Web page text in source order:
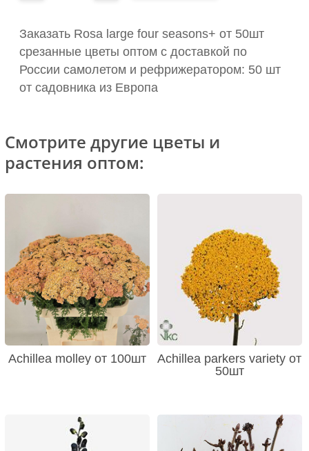
Заказать Rosa large four seasons+ от 50шт
срезанные цветы оптом с доставкой по
России самолетом и рефрижератором: 50 шт
от садовника из Европа
Смотрите другие цветы и
растения оптом:
Achillea molley от 100шт
Achillea parkers variety от
50шт